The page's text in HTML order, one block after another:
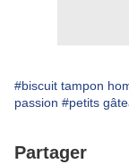
#biscuit tampon
passion #petits
Partager